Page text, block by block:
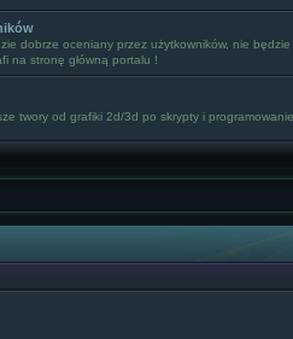
dobrze oceniany przez użytkowników, nie będzie
na stronę główną portalu !
twory od grafiki 2d/3d po skrypty i